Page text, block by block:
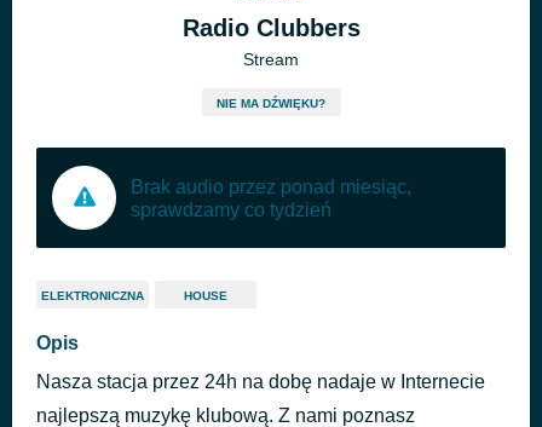
Radio Clubbers
Stream
NIE MA DŹWIĘKU?
Brak audio przez ponad miesiąc,
sprawdzamy co tydzień
ELEKTRONICZNA HOUSE
Opis
Nasza stacja przez 24h na dobę nadaje w Internecie
najlepszą muzykę klubową. Z nami poznasz